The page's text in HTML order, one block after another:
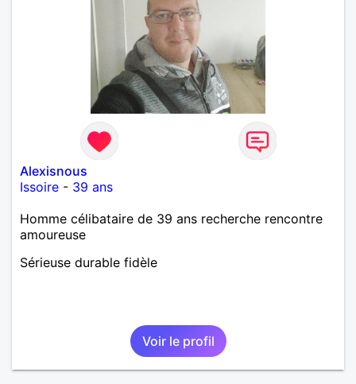
Alexisnous
Issoire - 39 ans
Homme célibataire de 39 ans recherche rencontre
amoureuse
Sérieuse durable fidèle
Voir le profil